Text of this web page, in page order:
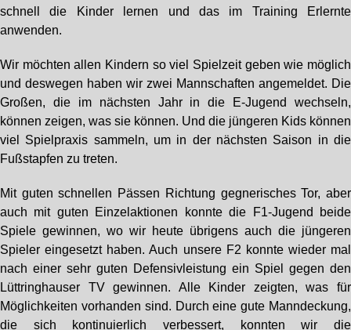
schnell die Kinder lernen und das im Training Erlernte
anwenden.
Wir möchten allen Kindern so viel Spielzeit geben wie möglich
und deswegen haben wir zwei Mannschaften angemeldet. Die
Großen, die im nächsten Jahr in die E-Jugend wechseln,
können zeigen, was sie können. Und die jüngeren Kids können
viel Spielpraxis sammeln, um in der nächsten Saison in die
Fußstapfen zu treten.
Mit guten schnellen Pässen Richtung gegnerisches Tor, aber
auch mit guten Einzelaktionen konnte die F1-Jugend beide
Spiele gewinnen, wo wir heute übrigens auch die jüngeren
Spieler eingesetzt haben. Auch unsere F2 konnte wieder mal
nach einer sehr guten Defensivleistung ein Spiel gegen den
Lüttringhauser TV gewinnen. Alle Kinder zeigten, was für
Möglichkeiten vorhanden sind. Durch eine gute Manndeckung,
die sich kontinuierlich verbessert, konnten wir die